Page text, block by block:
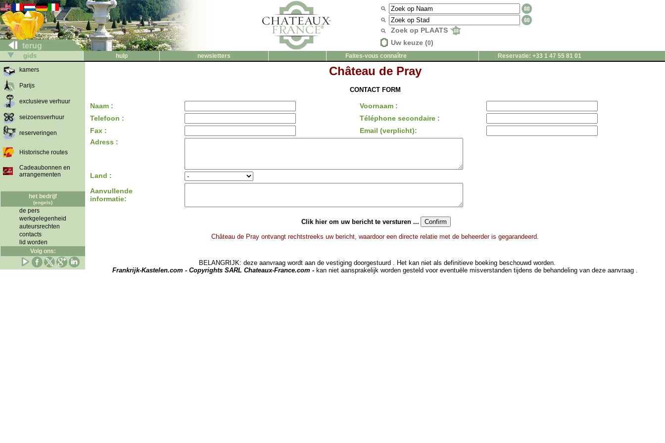
terug
Zoek op PLAATS
Uw keuze (0)
gids hulp newsletters Faites-vous connaître
Reservatie: +33 1 47 55 81 01
kamers
Parijs
exclusieve verhuur
seizoensverhuur
reserveringen
Historische routes
Cadeaubonnen en
arrangementen
het bedrijf
(engels)
de pers
werkgelegenheid
auteursrechten
contacts
lid worden
Volg ons:
Château de Pray
CONTACT FORM
Naam :
Voornaam :
Telefoon :
Téléphone secondaire :
Fax :
Email (verplicht):
Adress :
Land :
Aanvullende
informatie:
Clik hier om uw bericht te versturen ...
Château de Pray ontvangt rechtstreeks uw bericht, waardoor een directe relatie met de beheerder is gegarandeerd.
BELANGRIJK: deze aanvraag wordt aan de vestiging doorgestuurd . Het kan niet als definitieve boeking beschouwd worden.
Frankrijk-Kastelen.com - Copyrights SARL Chateaux-France.com - kan niet aansprakelijk worden gesteld voor eventuële misverstanden tijdens de behandeling van deze aanvraag .